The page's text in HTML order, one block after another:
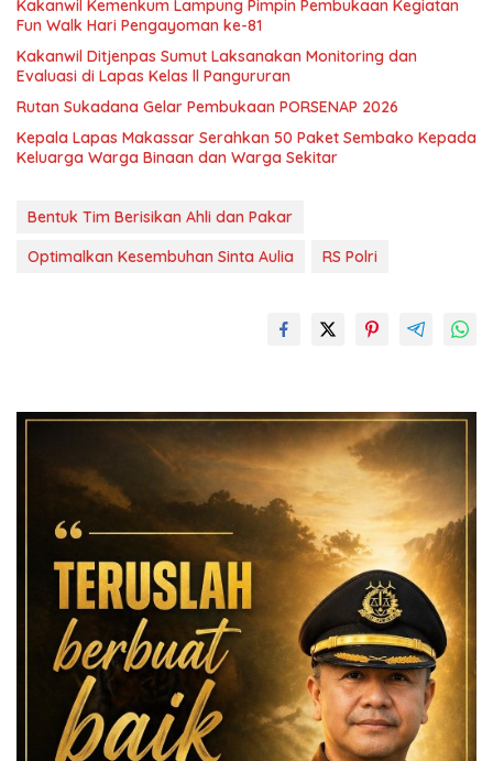
Kakanwil Kemenkum Lampung Pimpin Pembukaan Kegiatan
Fun Walk Hari Pengayoman ke-81
Kakanwil Ditjenpas Sumut Laksanakan Monitoring dan
Evaluasi di Lapas Kelas ll Pangururan
Rutan Sukadana Gelar Pembukaan PORSENAP 2026
Kepala Lapas Makassar Serahkan 50 Paket Sembako Kepada
Keluarga Warga Binaan dan Warga Sekitar
Bentuk Tim Berisikan Ahli dan Pakar
Optimalkan Kesembuhan Sinta Aulia
RS Polri